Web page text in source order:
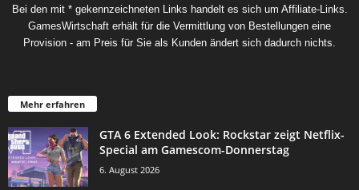
Bei den mit * gekennzeichneten Links handelt es sich um Affiliate-Links.
GamesWirtschaft erhält für die Vermittlung von Bestellungen eine
Provision - am Preis für Sie als Kunden ändert sich dadurch nichts.
Mehr erfahren
GTA 6 Extended Look: Rockstar zeigt Netflix-
Special am Gamescom-Donnerstag
6. August 2026